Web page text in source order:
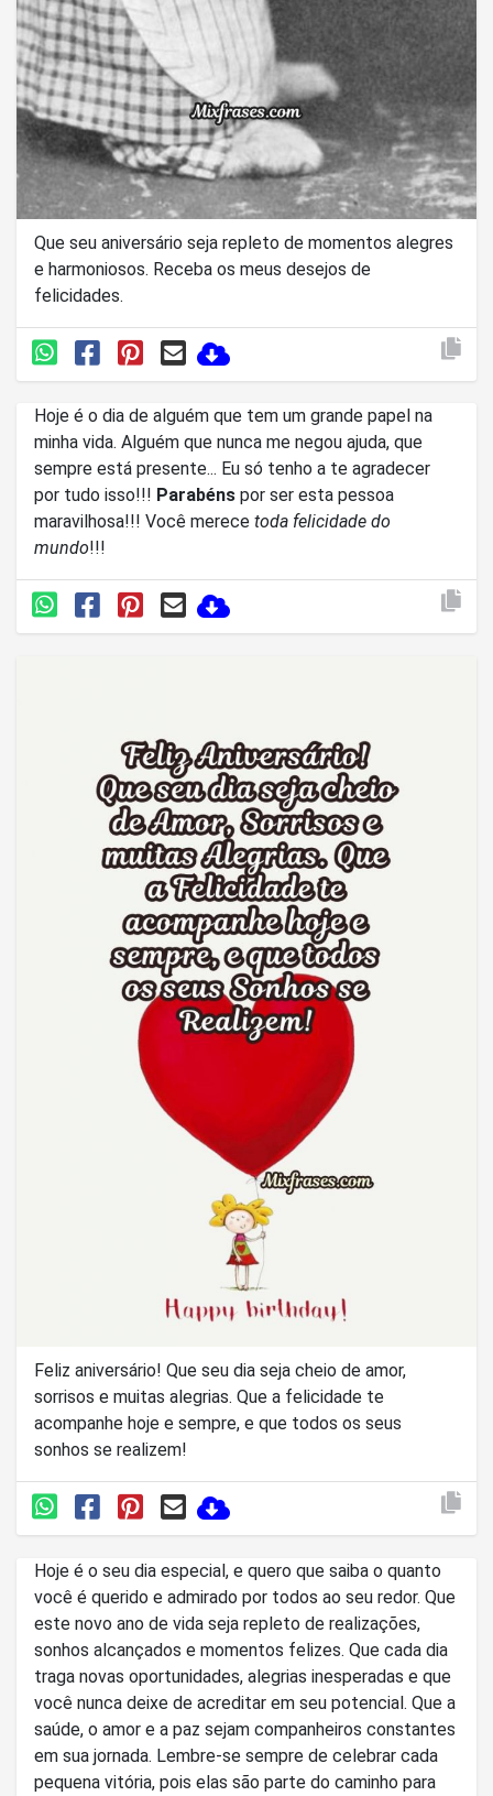
Que seu aniversário seja repleto de momentos alegres
e harmoniosos. Receba os meus desejos de
felicidades.
Hoje é o dia de alguém que tem um grande papel na
minha vida. Alguém que nunca me negou ajuda, que
sempre está presente... Eu só tenho a te agradecer
por tudo isso!!! Parabéns por ser esta pessoa
maravilhosa!!! Você merece toda felicidade do
mundo!!!
Feliz aniversário! Que seu dia seja cheio de amor,
sorrisos e muitas alegrias. Que a felicidade te
acompanhe hoje e sempre, e que todos os seus
sonhos se realizem!
Hoje é o seu dia especial, e quero que saiba o quanto
você é querido e admirado por todos ao seu redor. Que
este novo ano de vida seja repleto de realizações,
sonhos alcançados e momentos felizes. Que cada dia
traga novas oportunidades, alegrias inesperadas e que
você nunca deixe de acreditar em seu potencial. Que a
saúde, o amor e a paz sejam companheiros constantes
em sua jornada. Lembre-se sempre de celebrar cada
pequena vitória, pois elas são parte do caminho para